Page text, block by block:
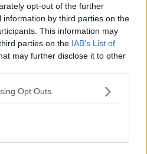
opt-out of the further
by third parties on the
This information may
parties on the IAB’s List of
may further disclose it to other
Opt Outs
Japan Maglie
Lifestyle